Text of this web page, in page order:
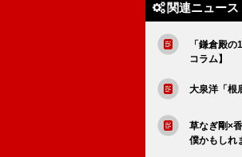
関連ニュース
「鎌倉殿
コラム】
大泉洋「根
草なぎ剛×
僕かもしれ